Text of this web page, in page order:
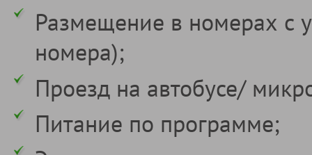
Размещение в номерах с
номера);
Проезд на автобусе/
Питание по программе;